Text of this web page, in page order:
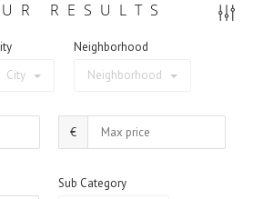
RESULTS
City
Neighborhood
Neighborhood
€
Sub Category